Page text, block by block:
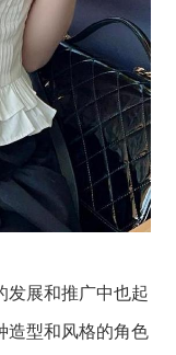
发展和推广中也起
造型和风格的角色